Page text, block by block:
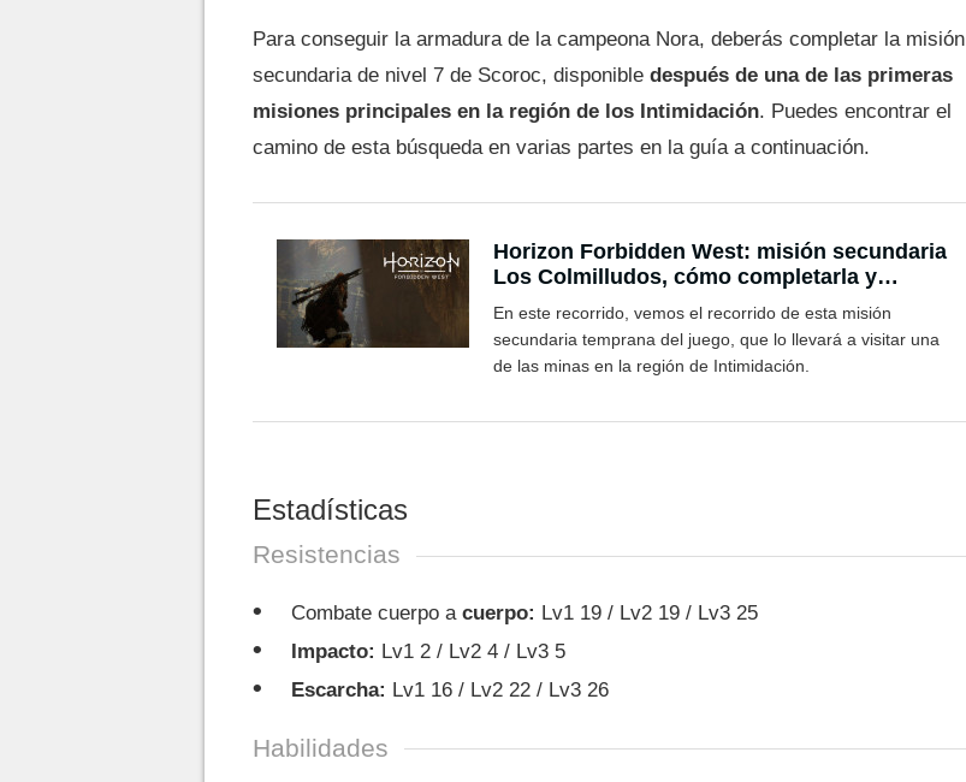
Para conseguir la armadura de la campeona Nora, deberás completar la misión
secundaria de nivel 7 de Scoroc, disponible después de una de las primeras
misiones principales en la región de los Intimidación. Puedes encontrar el
camino de esta búsqueda en varias partes en la guía a continuación.
Horizon Forbidden West: misión secundaria
Los Colmilludos, cómo completarla y
recompensas
En este recorrido, vemos el recorrido de esta misión
secundaria temprana del juego, que lo llevará a visitar una
de las minas en la región de Intimidación.
Estadísticas
Resistencias
Combate cuerpo a cuerpo: Lv1 19 / Lv2 19 / Lv3 25
Impacto: Lv1 2 / Lv2 4 / Lv3 5
Escarcha: Lv1 16 / Lv2 22 / Lv3 26
Habilidades